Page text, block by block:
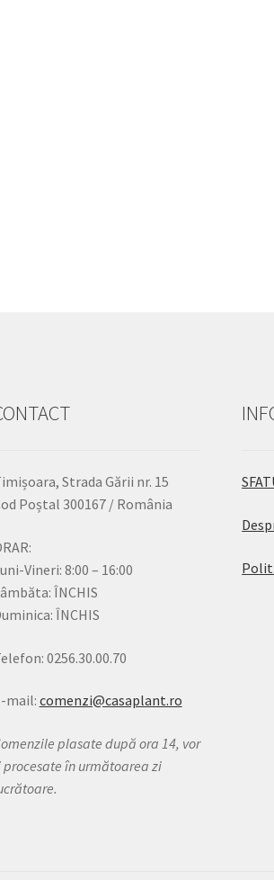
Strada Gării nr. 15
Poștal 300167 / România
Vineri: 8:00 – 16:00
ÎNCHIS
ÎNCHIS
0256.30.00.70
mail: comenzi@casaplant.ro
plasate după ora 14, vor
procesate în următoarea zi